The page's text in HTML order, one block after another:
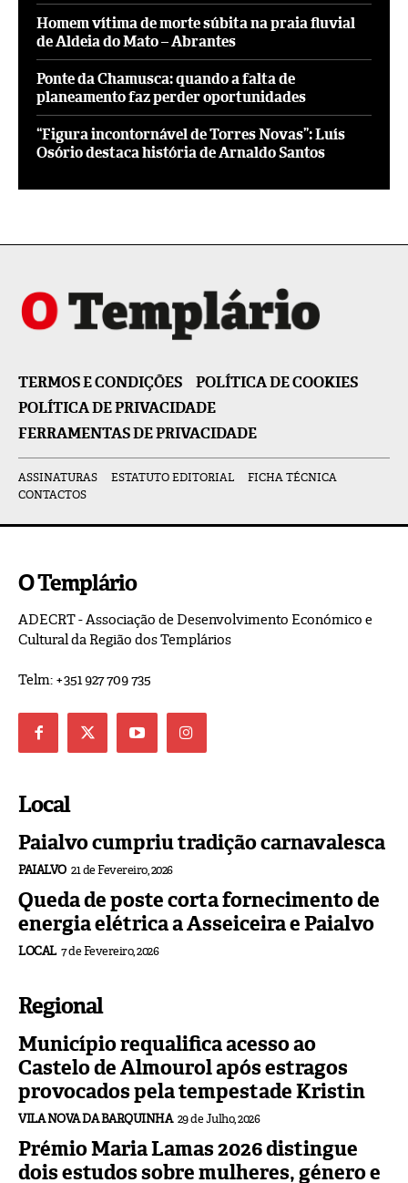
Homem vítima de morte súbita na praia fluvial
de Aldeia do Mato – Abrantes
Ponte da Chamusca: quando a falta de
planeamento faz perder oportunidades
“Figura incontornável de Torres Novas”: Luís
Osório destaca história de Arnaldo Santos
TERMOS E CONDIÇÕES
POLÍTICA DE COOKIES
POLÍTICA DE PRIVACIDADE
FERRAMENTAS DE PRIVACIDADE
ASSINATURAS ESTATUTO EDITORIAL
FICHA TÉCNICA
CONTACTOS
O Templário
ADECRT - Associação de Desenvolvimento Económico e
Cultural da Região dos Templários
Telm: +351 927 709 735
Local
Paialvo cumpriu tradição carnavalesca
PAIALVO 21 de Fevereiro, 2026
Queda de poste corta fornecimento de
energia elétrica a Asseiceira e Paialvo
LOCAL 7 de Fevereiro, 2026
Regional
Município requalifica acesso ao
Castelo de Almourol após estragos
provocados pela tempestade Kristin
VILA NOVA DA BARQUINHA 29 de Julho, 2026
Prémio Maria Lamas 2026 distingue
dois estudos sobre mulheres, género e